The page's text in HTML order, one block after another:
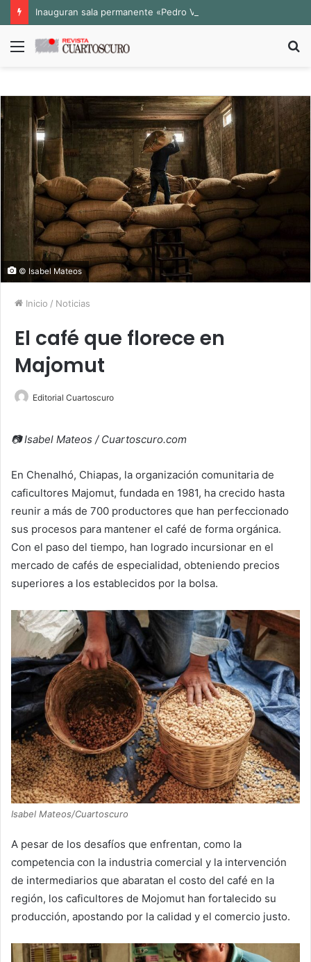
Menú
© Isabel Mateos
Inicio / Noticias
El café que florece en
Majomut
Editorial Cuartoscuro
📷 Isabel Mateos / Cuartoscuro.com
En Chenalhó, Chiapas, la organización comunitaria de
caficultores Majomut, fundada en 1981, ha crecido hasta
reunir a más de 700 productores que han perfeccionado
sus procesos para mantener el café de forma orgánica.
Con el paso del tiempo, han logrado incursionar en el
mercado de cafés de especialidad, obteniendo precios
superiores a los establecidos por la bolsa.
Isabel Mateos/Cuartoscuro
A pesar de los desafíos que enfrentan, como la
competencia con la industria comercial y la intervención
de intermediarios que abaratan el costo del café en la
región, los caficultores de Mojomut han fortalecido su
producción, apostando por la calidad y el comercio justo.